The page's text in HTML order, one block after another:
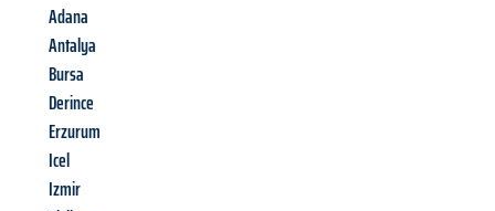
Adana
Antalya
Bursa
Derince
Erzurum
Icel
Izmir